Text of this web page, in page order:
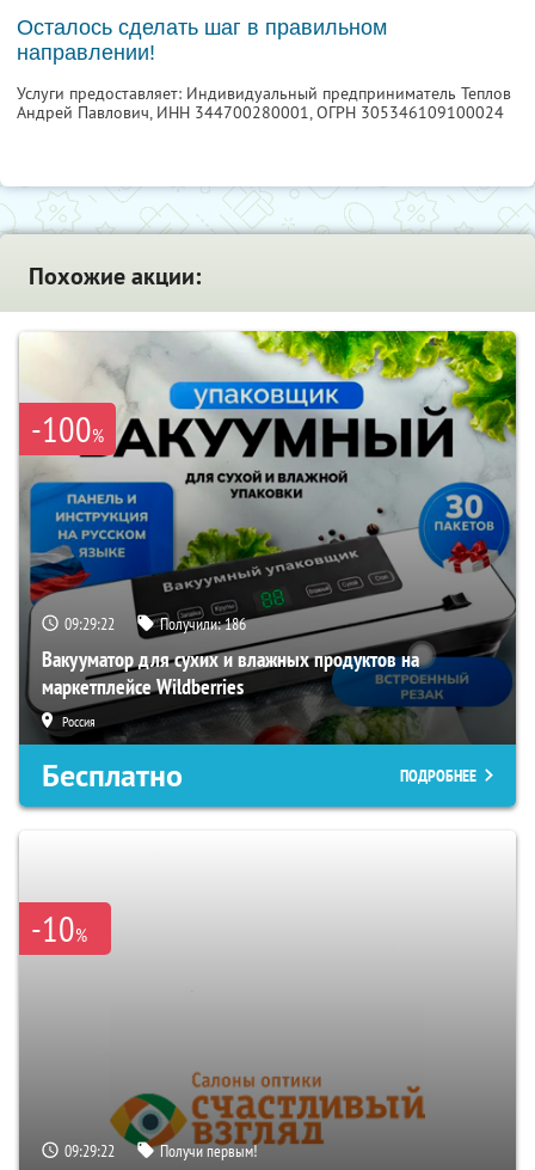
Осталось сделать шаг в правильном
направлении!
Услуги предоставляет: Индивидуальный предприниматель Теплов
Андрей Павлович, ИНН 344700280001, ОГРН 305346109100024
Похожие акции:
-100%
09:29:21 Получили:186
Вакууматор для сухих и влажных продуктов на
маркетплейсе Wildberries
Россия
Бесплатно ПОДРОБНЕЕ
-10%
09:29:21 Получи первым!